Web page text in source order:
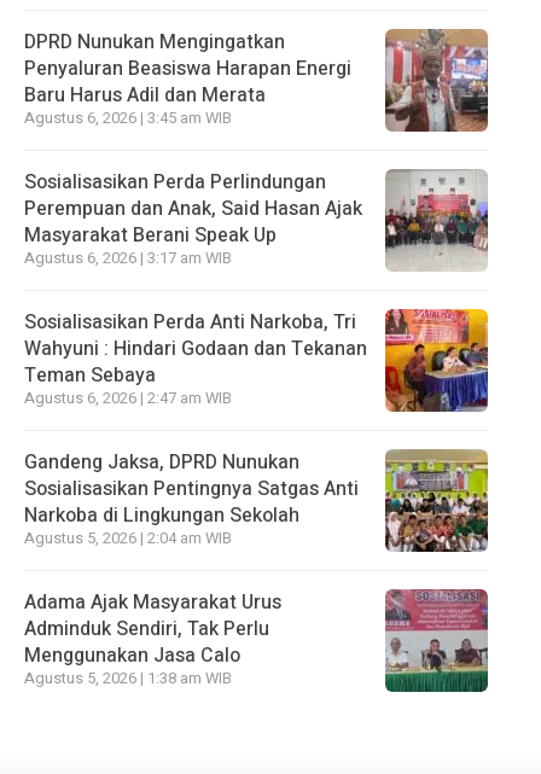
DPRD Nunukan Mengingatkan
Penyaluran Beasiswa Harapan Energi
Baru Harus Adil dan Merata
Agustus 6, 2026 | 3:45 am WIB
Sosialisasikan Perda Perlindungan
Perempuan dan Anak, Said Hasan Ajak
Masyarakat Berani Speak Up
Agustus 6, 2026 | 3:17 am WIB
Sosialisasikan Perda Anti Narkoba, Tri
Wahyuni : Hindari Godaan dan Tekanan
Teman Sebaya
Agustus 6, 2026 | 2:47 am WIB
Gandeng Jaksa, DPRD Nunukan
Sosialisasikan Pentingnya Satgas Anti
Narkoba di Lingkungan Sekolah
Agustus 5, 2026 | 2:04 am WIB
Adama Ajak Masyarakat Urus
Adminduk Sendiri, Tak Perlu
Menggunakan Jasa Calo
Agustus 5, 2026 | 1:38 am WIB